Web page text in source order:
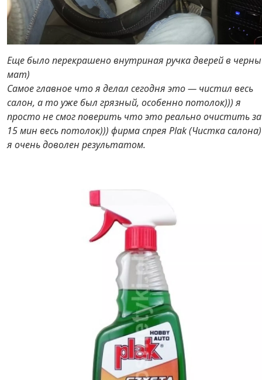
Еще было перекрашено внутриная ручка дверей в
мат)
Самое главное что я делал сегодня это — чистил весь
салон, а то уже был грязный, особенно потолок))) я
просто не смог поверить что это реально очистить за
15 мин весь потолок))) фирма спрея Plak (Чистка салона)
я очень доволен результатом.